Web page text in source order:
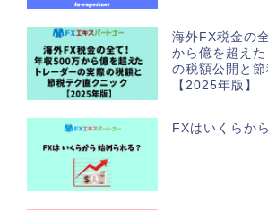
海外FX税金の
から億を超え
の税額公開と
【2025年版】
FXはいくらか